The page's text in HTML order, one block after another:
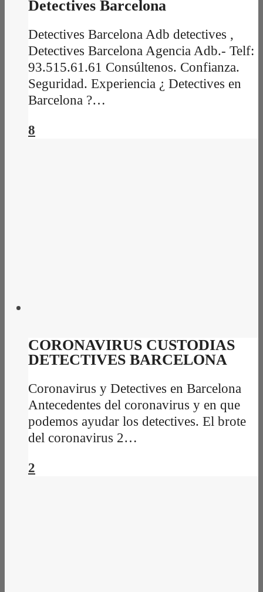
Detectives Barcelona
Detectives Barcelona Adb detectives ,
Detectives Barcelona Agencia Adb.- Telf:
93.515.61.61 Consúltenos. Confianza.
Seguridad. Experiencia ¿ Detectives en
Barcelona ?…
8
CORONAVIRUS CUSTODIAS
DETECTIVES BARCELONA
Coronavirus y Detectives en Barcelona
Antecedentes del coronavirus y en que
podemos ayudar los detectives. El brote
del coronavirus 2…
2